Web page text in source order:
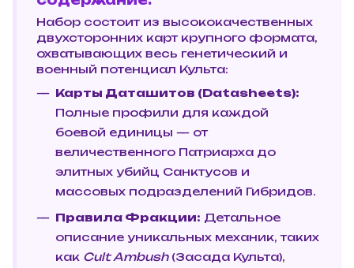
Набор состоит из высококачественных
двухсторонних карт крупного формата,
охватывающих весь генетический и
военный потенциал Культа:
Карты Даташитов (Datasheets):
Полные профили для каждой
боевой единицы — от
величественного Патриарха до
элитных убийц Санктусов и
массовых подразделений Гибридов.
Правила Фракции: Детальное
описание уникальных механик, таких
как Cult Ambush(Засада Культа),